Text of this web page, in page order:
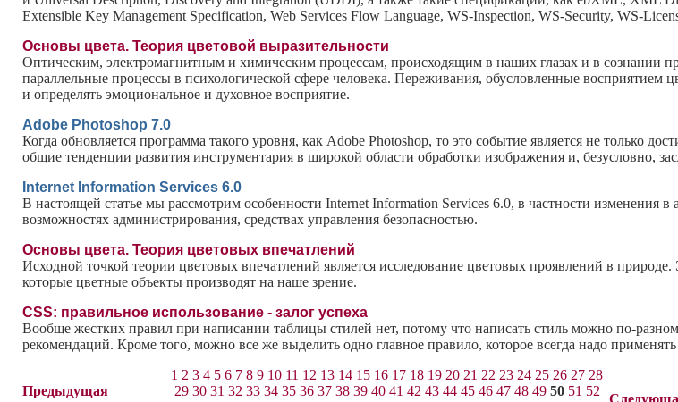
Extensible Key Management Specification, Web Services Flow Language, WS-Inspection, WS-Security, WS-
Основы цвета. Теория цветовой выразительности
Оптическим, электромагнитным и химическим процессам, происходящим в наших глазах и в сознании
параллельные процессы в психологической сфере человека. Переживания, обусловленные восприятием
и определять эмоциональное и духовное восприятие.
Adobe Photoshop 7.0
Когда обновляется программа такого уровня, как Adobe Photoshop, то это событие является не только
общие тенденции развития инструментария в широкой области обработки изображения и, безусловно,
Internet Information Services 6.0
В настоящей статье мы рассмотрим особенности Internet Information Services 6.0, в частности изменения в
возможностях администрирования, средствах управления безопасностью.
Основы цвета. Теория цветовых впечатлений
Исходной точкой теории цветовых впечатлений является исследование цветовых проявлений в природе.
которые цветные объекты производят на наше зрение.
CSS: правильное использование - залог успеха
Вообще жестких правил при написании таблицы стилей нет, потому что написать стиль можно по-
рекомендаций. Кроме того, можно все же выделить одно главное правило, которое всегда надо
Предыдущая
1 2 3 4 5 6 7 8 9 10 11 12 13 14 15 16 17 18 19 20 21 22 23 24 25 26 27 28
29 30 31 32 33 34 35 36 37 38 39 40 41 42 43 44 45 46 47 48 49 50 51 52